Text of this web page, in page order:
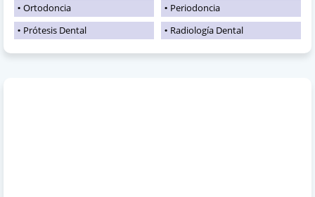
Ortodoncia
Periodoncia
Prótesis Dental
Radiología Dental